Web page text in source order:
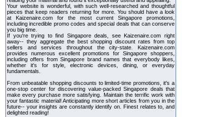
Your website is wonderful, with such well-researched and thoughtful
pieces that keep readers returning for more. You should have a look
at Kaizenaire.com for the most current Singapore promotions,
including incredible promo codes and special deals that can conserve
you big time.
If you're trying to find Singapore deals, see Kaizenaire.com right
away-- they aggregate the best shopping discount rates from top
sellers and services throughout the city-state. Kaizenaire.com
provides numerous excellent promotions for Singapore shoppers,
including offers from Singapore brand names that everybody likes,
whether it's for style, electronic devices, dining, or everyday
fundamentals.
From unbeatable shopping discounts to limited-time promotions, it's a
one-stop center for discovering value-packed Singapore deals that
make every purchase more satisfying. Maintain the terrific work with
your fantastic material! Anticipating more short articles from you in the
future-- your insights are constantly identify on. Finest relates to, and
delighted reading!